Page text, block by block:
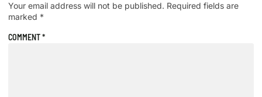
Your email address will not be published. Required fields are
marked *
COMMENT*